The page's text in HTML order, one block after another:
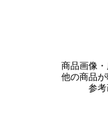
商品画像・
他の商品が
参考